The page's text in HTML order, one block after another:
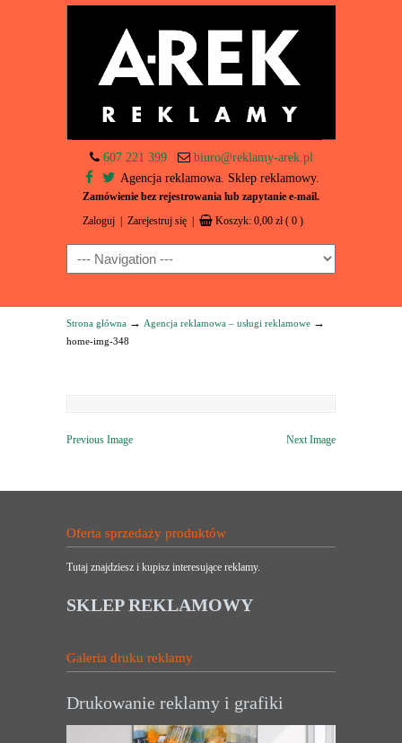
607 221 399
biuro@reklamy-arek.pl
Agencja reklamowa. Sklep reklamowy.
Zamówienie bez rejestrowania lub zapytanie e-mail.
Zaloguj Zarejestruj się Koszyk: 0,00 zł ( 0 )
Navigation
Strona główna → Agencja reklamowa – usługi reklamowe →
home-img-348
Previous Image Next Image
Oferta sprzedaży produktów
Tutaj znajdziesz i kupisz interesujące reklamy.
SKLEP REKLAMOWY
Galeria druku reklamy
Drukowanie reklamy i grafiki